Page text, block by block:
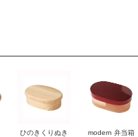
ひのきくりぬき
modern 弁当箱